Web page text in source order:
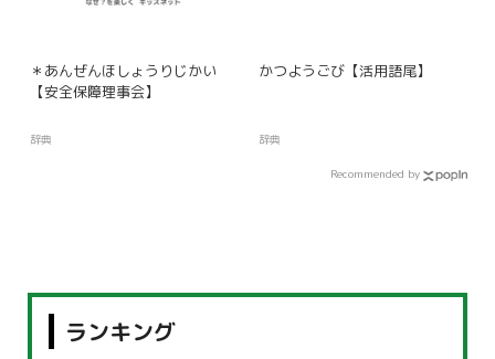
＊あんぜんほしょうりじかい
【安全保障理事会】
辞典
かつようごび【活用語尾】
辞典
Recommended by
ランキング